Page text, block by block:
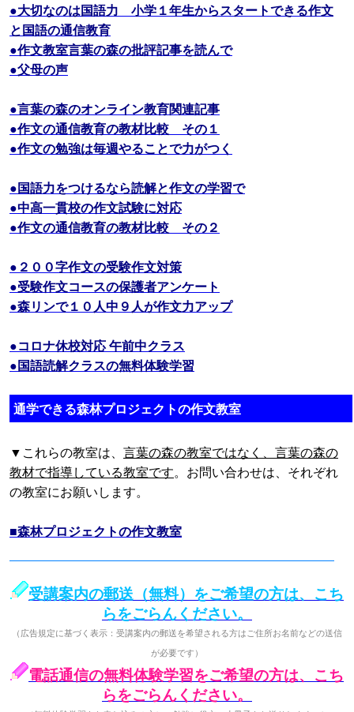
●大切なのは国語力 小学１年生からスタートできる作文
と国語の通信教育
●作文教室言葉の森の批評記事を読んで
●父母の声
●言葉の森のオンライン教育関連記事
●作文の通信教育の教材比較 その１
●作文の勉強は毎週やることで力がつく
●国語力をつけるなら読解と作文の学習で
●中高一貫校の作文試験に対応
●作文の通信教育の教材比較 その２
●２００字作文の受験作文対策
●受験作文コースの保護者アンケート
●森リンで１０人中９人が作文力アップ
●コロナ休校対応 午前中クラス
●国語読解クラスの無料体験学習
通学できる森林プロジェクトの作文教室
▼これらの教室は、 言葉の森の教室ではなく、言葉の森の
教材で指導している教室です。お問い合わせは、それぞれ
の教室にお願いします。
■森林プロジェクトの作文教室
受講案内の郵送（無料）をご希望の方は、こち
らをごらんください。
（広告規定に基づく表示：受講案内の郵送を希望される方はご住所お名前などの送信
が必要です）
電話通信の無料体験学習をご希望の方は、こち
らをごらんください。